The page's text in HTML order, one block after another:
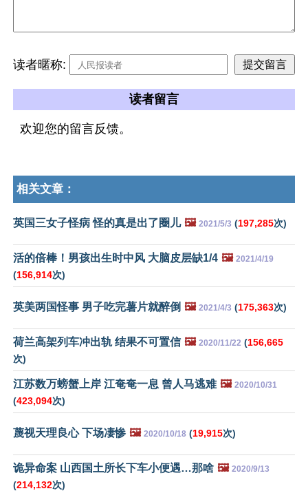
读者暱称:
读者留言
欢迎您的留言反馈。
相关文章：
英国三女子怪病 怪的真是出了圈儿 🖼️ 2021/5/3 (197,285次)
活的倍棒！男孩出生时中风 大脑皮层缺1/4 🖼️ 2021/4/19
(156,914次)
英美两国怪事 男子吃完薯片就醉倒 🖼️ 2021/4/3 (175,363次)
荷兰高架列车冲出轨 结果不可置信 🖼️ 2020/11/22 (156,665
次)
江苏数万螃蟹上岸 江奄奄一息 曾人马逃难 🖼️ 2020/10/31
(423,094次)
蔑视天理良心 下场凄惨 🖼️ 2020/10/18 (19,915次)
诡异命案 山西国土所长下车小便遇…那啥 🖼️ 2020/9/13
(214,132次)